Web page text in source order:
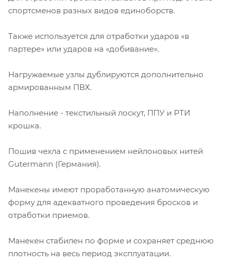
спортсменов разных видов единоборств.
Также используется для отработки ударов «в
партере» или ударов на «добивание».
Нагружаемые узлы дублируются дополнительно
армированным ПВХ.
Наполнение - текстильный лоскут, ППУ и РТИ
крошка.
Пошив чехла с применением нейлоновых нитей
Gutermann (Германия).
Манекены имеют проработанную анатомическую
форму для адекватного проведения бросков и
отработки приемов.
Манекен стабилен по форме и сохраняет среднюю
плотность на весь период эксплуатации.